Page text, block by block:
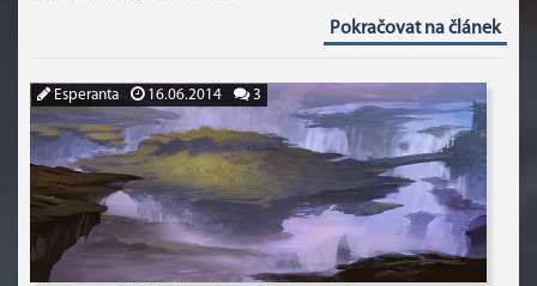
Pokračovat na článek
Esperanta 16.06.2014 3